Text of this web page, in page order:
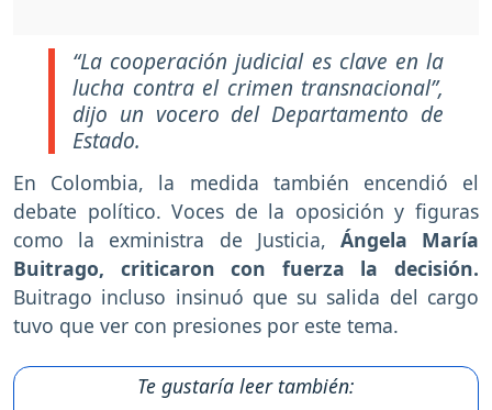
“La cooperación judicial es clave en la
lucha contra el crimen transnacional”,
dijo un vocero del Departamento de
Estado.
En Colombia, la medida también encendió el
debate político. Voces de la oposición y figuras
como la exministra de Justicia, Ángela María
Buitrago, criticaron con fuerza la decisión.
Buitrago incluso insinuó que su salida del cargo
tuvo que ver con presiones por este tema.
Te gustaría leer también: